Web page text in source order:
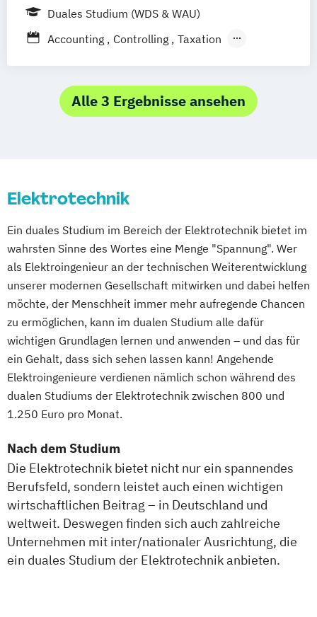
Friedrichshafen
Heidenheim
Ravensburg Villingen-Schwenningen
Horb am Neckar
Duales Studium (WDS & WAU)
Accounting
Controlling
Taxation
Advanced Practice in Healthcare – Health
Professional Education
Business Management (versch.
Digital Business Management
Digitalisierung in der Sozialen Arbeit
Elektrotechnik und Informationstechnik
Entrepreneurship
Executive Engineering
Finance
General Business Management
Governance Sozialer Arbeit Informatik
Integrated Engineering Intensive Care
Marketing Maschinenbau
Master of Business Administration
Media and Data-driven Business
Wirtschaftspsychologie
Planung und Koordination in der Sozialen
Arbeit
Rechnungswesen Steuern Wirtschaftsrecht
Sales and Negotiation
Alle 3 Ergebnisse ansehen
Elektrotechnik
Ein duales Studium im Bereich der Elektrotechnik bietet im
wahrsten Sinne des Wortes eine Menge "Spannung". Wer
als Elektroingenieur an der technischen Weiterentwicklung
unserer modernen Gesellschaft mitwirken und dabei helfen
möchte, der Menschheit immer mehr aufregende Chancen
zu ermöglichen, kann im dualen Studium alle dafür
wichtigen Grundlagen lernen und anwenden – und das für
ein Gehalt, dass sich sehen lassen kann! Angehende
Elektroingenieure verdienen nämlich schon während des
dualen Studiums der Elektrotechnik zwischen 800 und
1.250 Euro pro Monat.
Nach dem Studium
Die Elektrotechnik bietet nicht nur ein spannendes
Berufsfeld, sondern leistet auch einen wichtigen
wirtschaftlichen Beitrag – in Deutschland und
weltweit. Deswegen finden sich auch zahlreiche
Unternehmen mit inter/nationaler Ausrichtung, die
ein duales Studium der Elektrotechnik anbieten.